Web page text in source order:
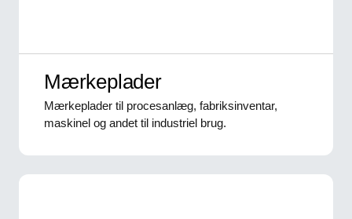
Mærkeplader
Mærkeplader til procesanlæg, fabriksinventar,
maskinel og andet til industriel brug.